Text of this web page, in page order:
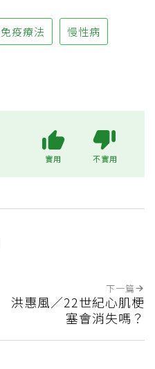
免疫療法 慢性病
實用 不實用
下一篇
洪惠風／22世紀心肌梗
塞會消失嗎？